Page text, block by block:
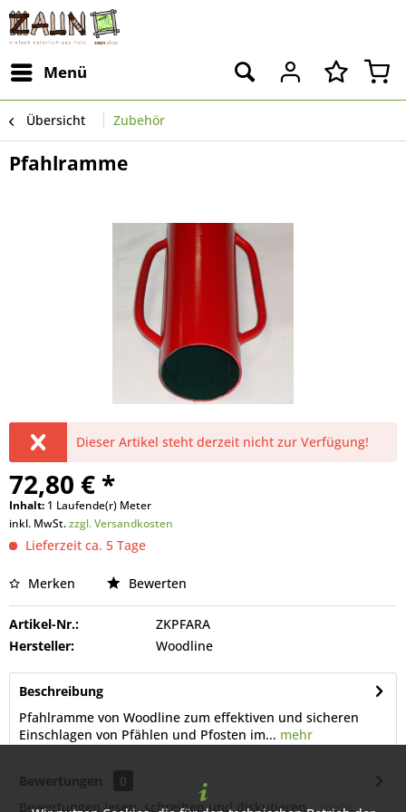
Menü
Übersicht Zubehör
Pfahlramme
Dieser Artikel steht derzeit nicht zur Verfügung!
72,80 € *
Inhalt: 1 Laufende(r) Meter
inkl. MwSt.zzgl. Versandkosten
Lieferzeit ca. 5 Tage
Merken Bewerten
Artikel-Nr.:
ZKPFARA
Hersteller:
Woodline
Beschreibung
Pfahlramme von Woodline zum effektiven und sicheren
Einschlagen von Pfählen und Pfosten im... mehr
Bewertungen
0
Bewertungen lesen, schreiben und diskutieren...mehr